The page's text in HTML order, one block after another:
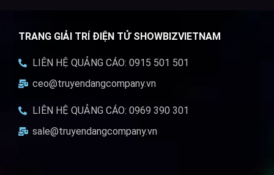
TRANG GIẢI TRÍ ĐIỆN TỬ SHOWBIZVIETNAM
LIÊN HỆ QUẢNG CÁO: 0915 501 501
ceo@truyendangcompany.vn
LIÊN HỆ QUẢNG CÁO: 0969 390 301
sale@truyendangcompany.vn